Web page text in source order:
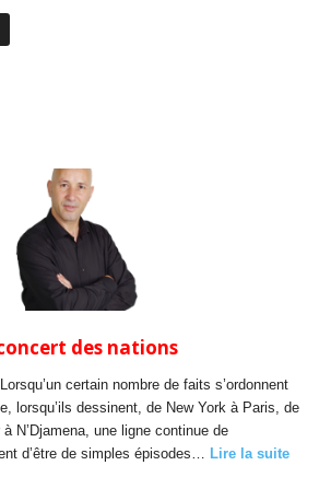
des nations
Lorsqu’un certain nombre de faits s’ordonnent
lorsqu’ils dessinent, de New York à Paris, de
à N’Djamena, une ligne continue de
d’être de simples épisodes… Lire la suite